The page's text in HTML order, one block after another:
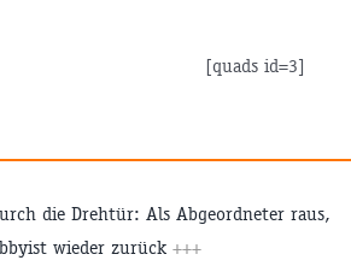
[quads id=3]
die Drehtür: Als Abgeordneter raus,
wieder zurück +++